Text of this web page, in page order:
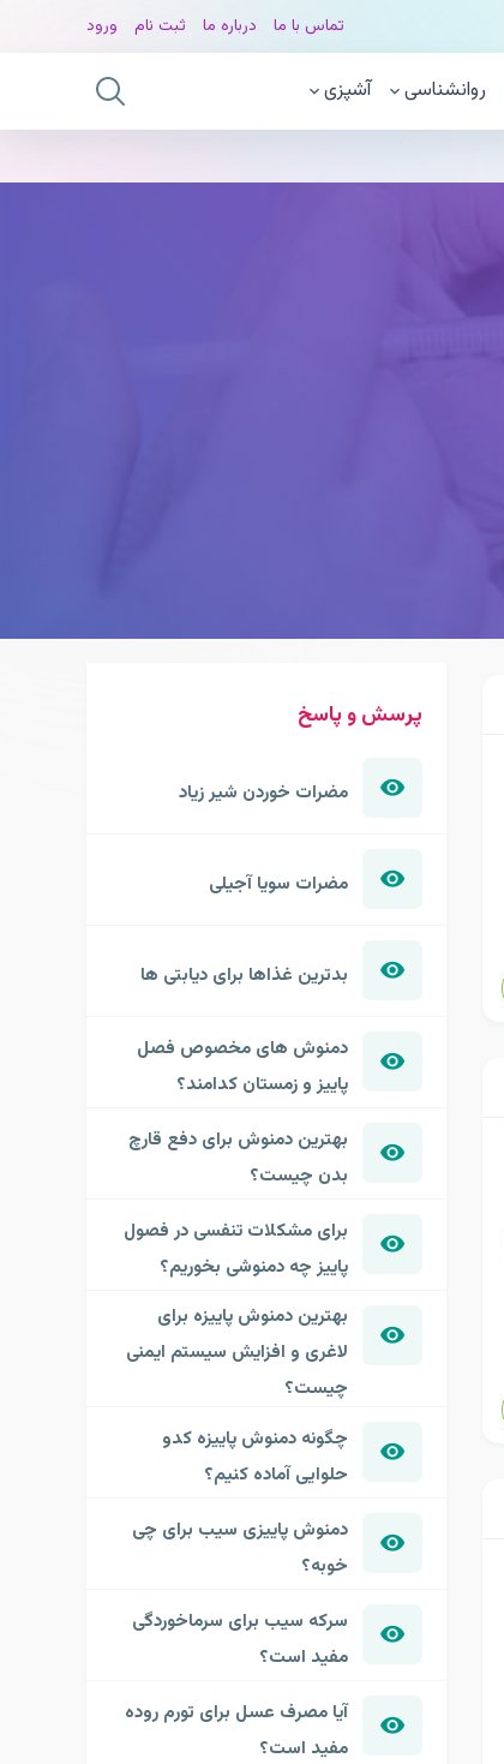
تماس با ما درباره ما ثبت نام ورود
روانشناسی آشپزی
پرسش و پاسخ
مضرات خوردن شیر زیاد
مضرات سویا آجیلی
بدترین غذاها برای دیابتی ها
دمنوش های مخصوص فصل
پاییز و زمستان کدامند؟
بهترین دمنوش برای دفع قارچ
بدن چیست؟
برای مشکلات تنفسی در فصول
پاییز چه دمنوشی بخوریم؟
بهترین دمنوش پاییزه برای
لاغری و افزایش سیستم ایمنی
چیست؟
چگونه دمنوش پاییزه کدو
حلوایی آماده کنیم؟
دمنوش پاییزی سیب برای چی
خوبه؟
سرکه سیب برای سرماخوردگی
مفید است؟
آیا مصرف عسل برای تورم روده
مفید است؟